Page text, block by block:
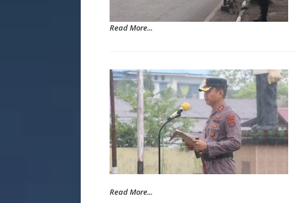
Read More...
Read More...